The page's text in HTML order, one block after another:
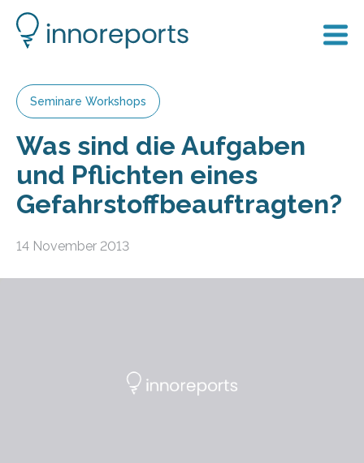
Seminare Workshops
Was sind die Aufgaben
und Pflichten eines
Gefahrstoffbeauftragten?
14 November 2013